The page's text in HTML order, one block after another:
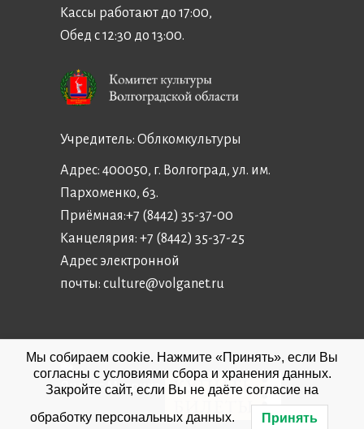
Кассы работают до 17:00,
Обед с 12:30 до 13:00.
Учредитель: Облкомкультуры
Адрес: 400050, г. Волгоград, ул. им.
Пархоменко, 63.
Приёмная:+7 (8442) 35-37-00
Канцелярия: +7 (8442) 35-37-25
Адрес электронной
почты: culture@volganet.ru
Мы собираем cookie. Нажмите «Принять», если Вы
согласны с условиями сбора и хранения данных.
Закройте сайт, если Вы не даёте согласие на
обработку персональных данных. Принять